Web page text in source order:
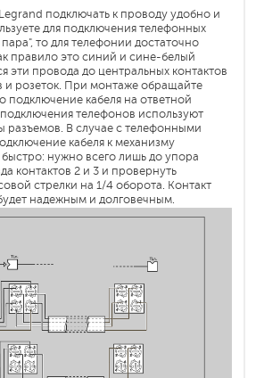
подключать к проводу удобно и
для подключения телефонных
пара", то для телефонии достаточно
правило это синий и сине-белый
эти провода до центральных контактов
и розеток. При монтаже обращайте
подключение кабеля на ответной
телефонов используют
разъемов. В случае с телефонными
кабеля к механизму
нужно всего лишь до упора
контактов 2 и 3 и провернуть
стрелки на 1/4 оборота. Контакт
надежным и долговечным.